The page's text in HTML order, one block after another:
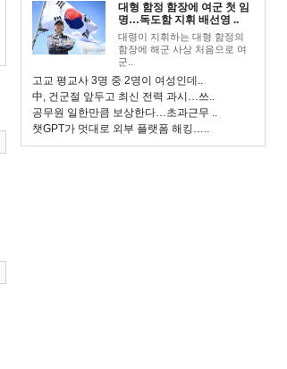
대형 함정 함장에 여군 첫 임
명…독도함 지휘 배선영 ..
대령이 지휘하는 대형 함정의
함장에 해군 사상 처음으로 여
군..
고교 평교사 3명 중 2명이 여성인데..
中, 건군절 앞두고 최신 전력 과시…쓰..
공무원 일한만큼 보상한다…초과근무 ..
챗GPT가 멋대로 외부 플랫폼 해킹…..